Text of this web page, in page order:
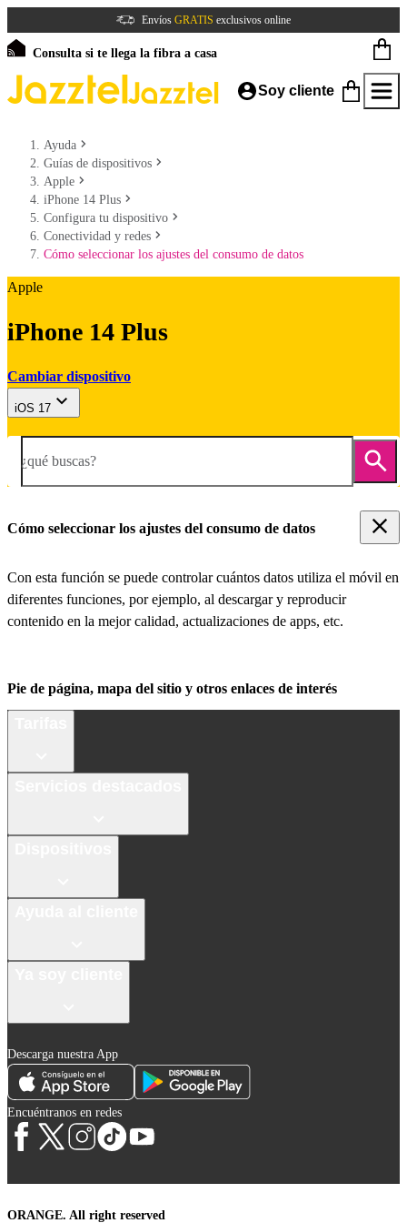
Envíos GRATIS exclusivos online
Consulta si te llega la fibra a casa
Soy cliente
Ayuda
Guías de dispositivos
Apple
iPhone 14 Plus
Configura tu dispositivo
Conectividad y redes
Cómo seleccionar los ajustes del consumo de datos
Apple
iPhone 14 Plus
Cambiar dispositivo
iOS 17
¿qué buscas?
Cómo seleccionar los ajustes del consumo de datos
Con esta función se puede controlar cuántos datos utiliza el móvil en
diferentes funciones, por ejemplo, al descargar y reproducir
contenido en la mejor calidad, actualizaciones de apps, etc.
Pie de página, mapa del sitio y otros enlaces de interés
Descarga nuestra App
Encuéntranos en redes
ORANGE. All right reserved